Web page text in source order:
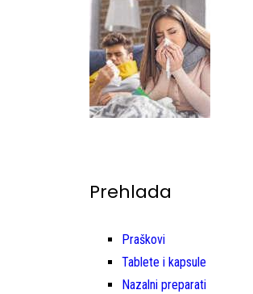
Prehlada
Praškovi
Tablete i kapsule
Nazalni preparati